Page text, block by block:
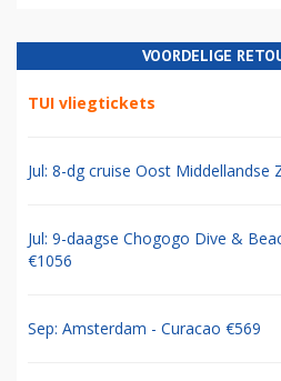
VOORDELIGE
TUI vliegtickets
Jul: 8-dg cruise Oost Middellandse
Jul: 9-daagse Chogogo Dive &
€1056
Sep: Amsterdam - Curacao €569